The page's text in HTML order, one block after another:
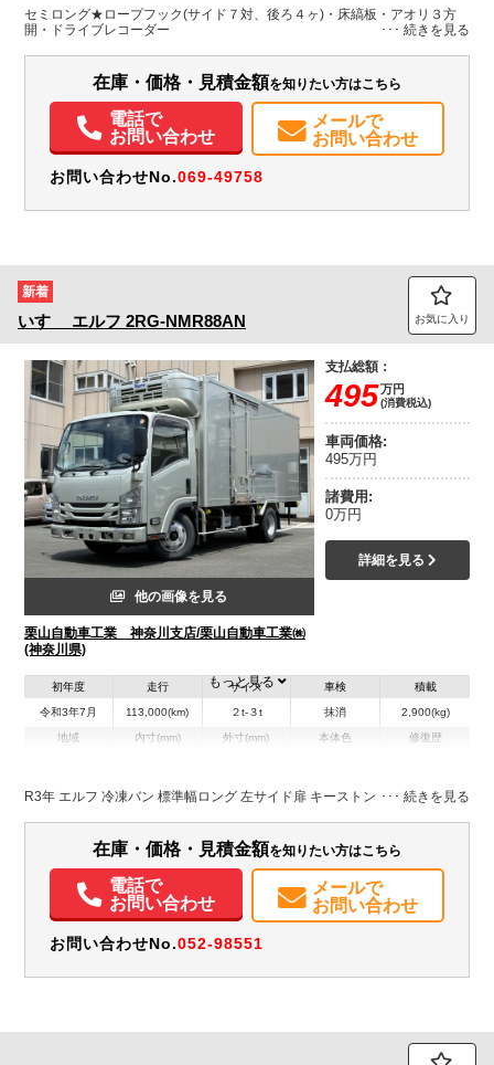
H:380
パワステ パワーウィンドウ エアバッグ
集中ドアロック
電動格納ミラー
ETC 記録簿（一部含む） メンテナンスノート（保証書）
セミロング★ロープフック(サイド７対、後ろ４ヶ)・床縞板・アオリ３方
開・ドライブレコーダー
在庫・価格・見積金額を知りたい方はこちら
電話で
お問い合わせ
メールで
お問い合わせ
お問い合わせNo.069-49758
新着
いすゞ エルフ 2RG-NMR88AN お気に入り
他の画像を見る
栗山自動車工業 神奈川支店/栗山自動車工業㈱
(神奈川県)
支払総額：
495万円
(消費税込)
車両価格:
495万円
諸費用:
0万円
詳細を見る
初年度
令和3年7月
走行
113,000(km)
サイズ
２t-３t
車検
抹消
積載
2,900(kg)
地域 内寸(mm)
H:1,840
外寸(mm) 本体色 修復歴
もっと見る
R3年 エルフ 冷凍バン 標準幅ロング 左サイド扉 キーストン床
在庫・価格・見積金額を知りたい方はこちら
電話で
お問い合わせ
メールで
お問い合わせ
お問い合わせNo.052-98551